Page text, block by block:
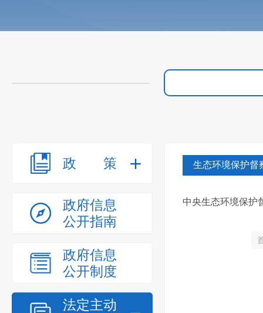
政策
政府信息
公开指南
政府信息
公开制度
法定主动
生态环境保护督
中央生态环境保护